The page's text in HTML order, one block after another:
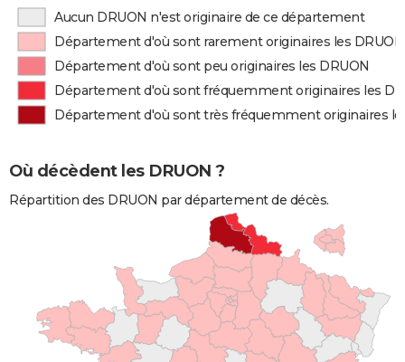
Aucun DRUON n'est originaire de ce département
Département d'où sont rarement originaires les DRUON
Département d'où sont peu originaires les DRUON
Département d'où sont fréquemment originaires les
Département d'où sont très fréquemment originaires
Où décèdent les DRUON ?
Répartition des DRUON par département de décès.